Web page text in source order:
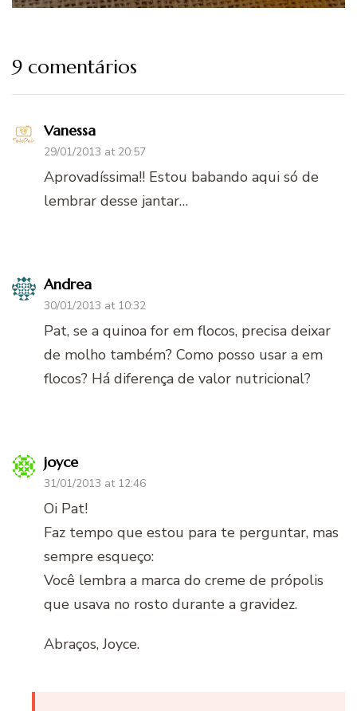
9 comentários
Vanessa
29/01/2013 at 20:57
Aprovadíssima!! Estou babando aqui só de
lembrar desse jantar…
Andrea
30/01/2013 at 10:32
Pat, se a quinoa for em flocos, precisa deixar
de molho também? Como posso usar a em
flocos? Há diferença de valor nutricional?
joyce
31/01/2013 at 12:46
Oi Pat!
Faz tempo que estou para te perguntar, mas
sempre esqueço:
Você lembra a marca do creme de própolis
que usava no rosto durante a gravidez.
Abraços, Joyce.